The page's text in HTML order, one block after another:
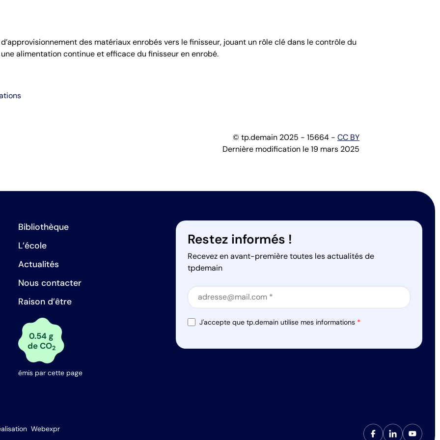
des matériaux enrobés vers le finisseur, jouant un rôle clé dans le contrôle du
alimentation continue et efficace du finisseur en enrobé.
© tp.demain 2025 - 15664 - CC BY
Dernière modification le 19 mars 2025
Bibliothèque
L’école
Actualités
Nous contacter
Raison d’être
0.54 g
de CO2
émis par cette page
Restez informés !
Recevez en avant-première toutes les actualités de
tpdemain
Section
Section
J'accepte que tp.demain utilise mes informations *
Webexpr